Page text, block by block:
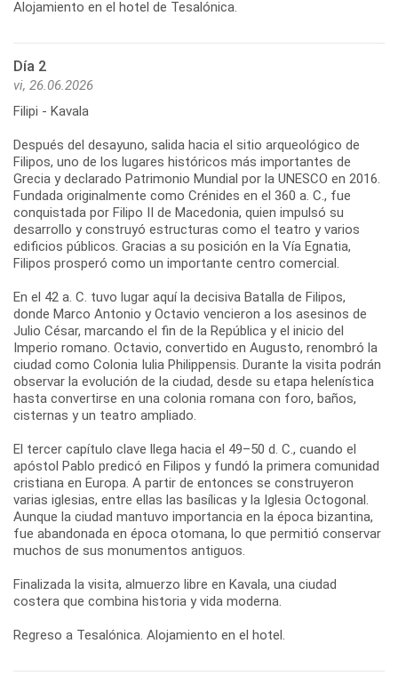
Día 2
vi, 26.06.2026
Filipi - Kavala
Después del desayuno, salida hacia el sitio arqueológico de
Filipos, uno de los lugares históricos más importantes de
Grecia y declarado Patrimonio Mundial por la UNESCO en 2016.
Fundada originalmente como Crénides en el 360 a. C., fue
conquistada por Filipo II de Macedonia, quien impulsó su
desarrollo y construyó estructuras como el teatro y varios
edificios públicos. Gracias a su posición en la Vía Egnatia,
Filipos prosperó como un importante centro comercial.
En el 42 a. C. tuvo lugar aquí la decisiva Batalla de Filipos,
donde Marco Antonio y Octavio vencieron a los asesinos de
Julio César, marcando el fin de la República y el inicio del
Imperio romano. Octavio, convertido en Augusto, renombró la
ciudad como Colonia Iulia Philippensis. Durante la visita podrán
observar la evolución de la ciudad, desde su etapa helenística
hasta convertirse en una colonia romana con foro, baños,
cisternas y un teatro ampliado.
El tercer capítulo clave llega hacia el 49–50 d. C., cuando el
apóstol Pablo predicó en Filipos y fundó la primera comunidad
cristiana en Europa. A partir de entonces se construyeron
varias iglesias, entre ellas las basílicas y la Iglesia Octogonal.
Aunque la ciudad mantuvo importancia en la época bizantina,
fue abandonada en época otomana, lo que permitió conservar
muchos de sus monumentos antiguos.
Finalizada la visita, almuerzo libre en Kavala, una ciudad
costera que combina historia y vida moderna.
Regreso a Tesalónica. Alojamiento en el hotel.